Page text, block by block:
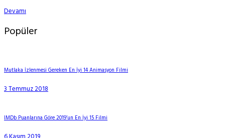
Devamı
Popüler
Mutlaka İzlenmesi Gereken En İyi 14 Animasyon Filmi
3 Temmuz 2018
IMDb Puanlarına Göre 2019’un En İyi 15 Filmi